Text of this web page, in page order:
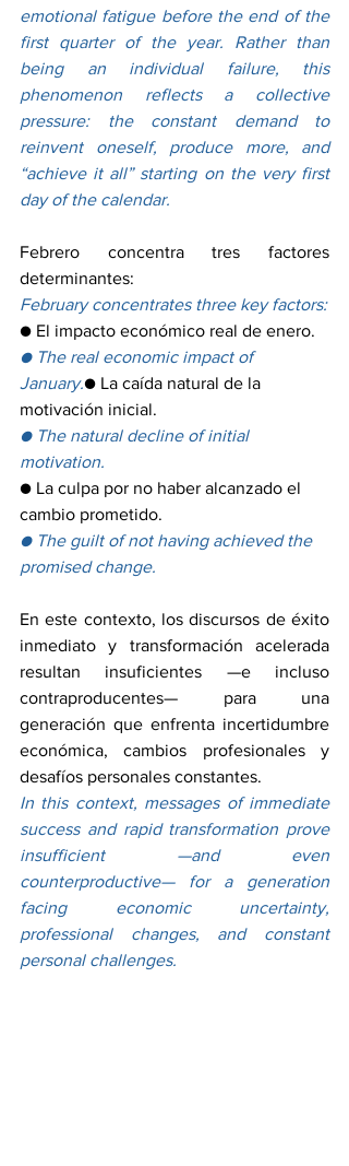
emotional fatigue before the end of the
first quarter of the year. Rather than
being an individual failure, this
phenomenon reflects a collective
pressure: the constant demand to
reinvent oneself, produce more, and
“achieve it all” starting on the very first
day of the calendar.
Febrero concentra tres factores
determinantes:
February concentrates three key factors:
● El impacto económico real de enero.
● The real economic impact of
January.● La caída natural de la
motivación inicial.
● The natural decline of initial
motivation.
● La culpa por no haber alcanzado el
cambio prometido.
● The guilt of not having achieved the
promised change.
En este contexto, los discursos de éxito
inmediato y transformación acelerada
resultan insuficientes —e incluso
contraproducentes— para una
generación que enfrenta incertidumbre
económica, cambios profesionales y
desafíos personales constantes.
In this context, messages of immediate
success and rapid transformation prove
insufficient —and even
counterproductive— for a generation
facing economic uncertainty,
professional changes, and constant
personal challenges.